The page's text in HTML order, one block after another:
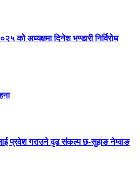
को अध्यक्षमा दिनेश भण्डारी निर्विरोध
प्रवेश गराउने दृढ संकल्प छ-सुहाङ नेम्वाङ